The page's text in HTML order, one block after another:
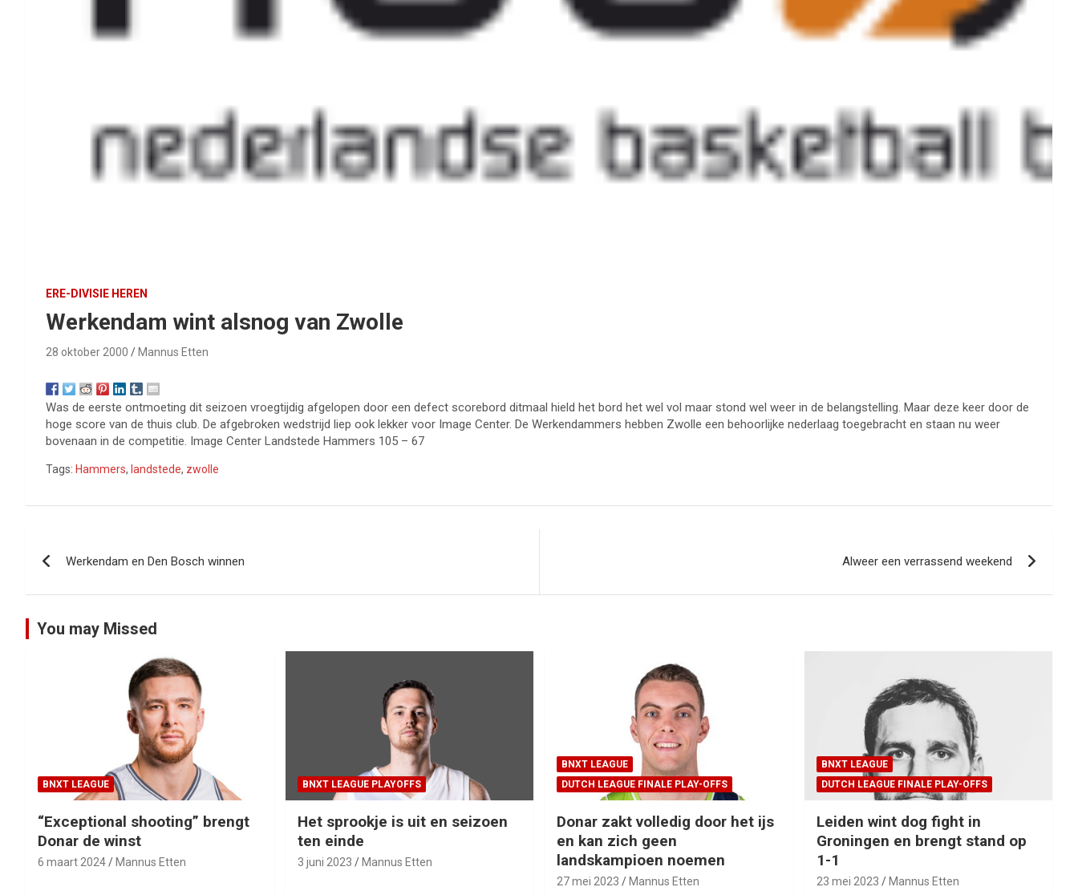
ERE-DIVISIE HEREN
Werkendam wint alsnog van Zwolle
28 oktober 2000 Mannus Etten
Was de eerste ontmoeting dit seizoen vroegtijdig afgelopen door een defect scorebord ditmaal hield het bord het wel vol maar stond wel weer in de belangstelling. Maar deze keer door de
hoge score van de thuis club. De afgebroken wedstrijd liep ook lekker voor Image Center. De Werkendammers hebben Zwolle een behoorlijke nederlaag toegebracht en staan nu weer
bovenaan in de competitie. Image Center Landstede Hammers 105 – 67
Tags: Hammers, landstede, zwolle
navigatie
Werkendam en Den Bosch winnen Alweer een verrassend weekend
You may Missed
BNXT LEAGUE
“Exceptional shooting” brengt
Donar de winst
6 maart 2024 Mannus Etten
BNXT LEAGUE PLAYOFFS
Het sprookje is uit en seizoen
ten einde
3 juni 2023 Mannus Etten
BNXT LEAGUE
DUTCH LEAGUE FINALE PLAY-OFFS
Donar zakt volledig door het ijs
en kan zich geen
landskampioen noemen
27 mei 2023 Mannus Etten
BNXT LEAGUE
DUTCH LEAGUE FINALE PLAY-OFFS
Leiden wint dog fight in
Groningen en brengt stand op
1-1
23 mei 2023 Mannus Etten